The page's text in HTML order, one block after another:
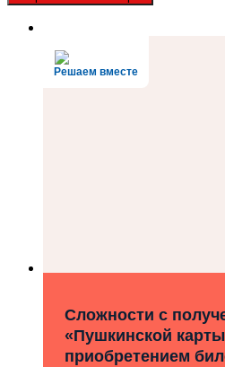
Решаем вместе
Сложности с
«Пушкинской
приобретением